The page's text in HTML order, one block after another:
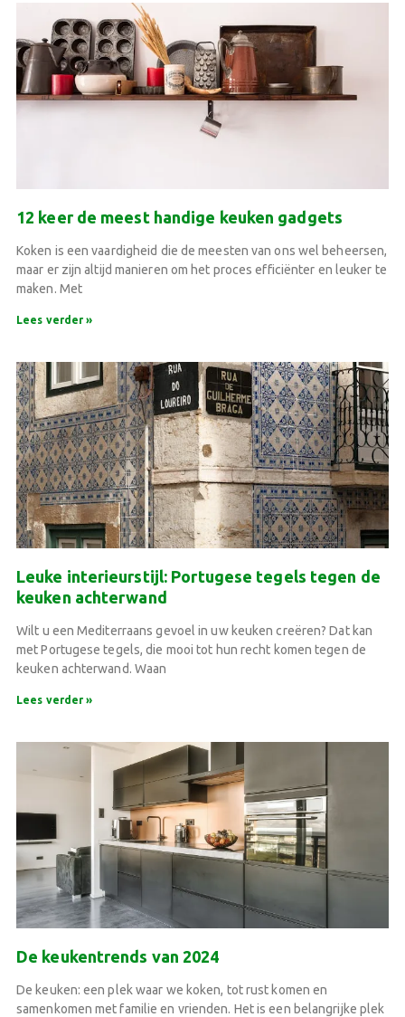
12 keer de meest handige keuken gadgets
Koken is een vaardigheid die de meesten van ons wel beheersen,
maar er zijn altijd manieren om het proces efficiënter en leuker te
maken. Met
Lees verder »
Leuke interieurstijl: Portugese tegels tegen de
keuken achterwand
Wilt u een Mediterraans gevoel in uw keuken creëren? Dat kan
met Portugese tegels, die mooi tot hun recht komen tegen de
keuken achterwand. Waan
Lees verder »
De keukentrends van 2024
De keuken: een plek waar we koken, tot rust komen en
samenkomen met familie en vrienden. Het is een belangrijke plek